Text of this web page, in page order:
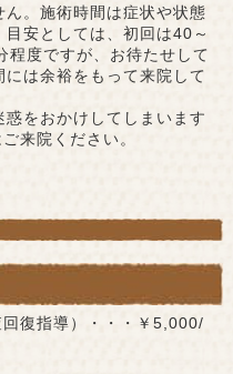
。施術時間は症状や状態
安としては、初回は40～
度ですが、お待たせして
は余裕をもって来院して
をおかけしてしまいます
来院ください。
復指導）・・・￥5,000/